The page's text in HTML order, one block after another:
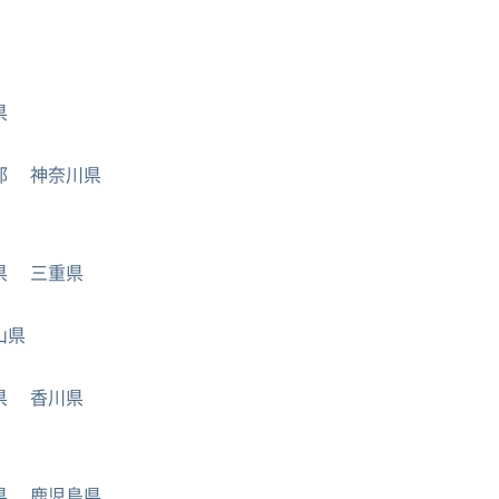
神奈川県
三重県
県
香川県